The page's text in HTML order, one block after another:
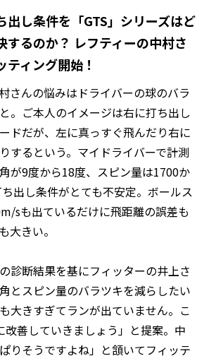
出し条件を「GTS」シリーズはど
するのか？ レフティーの中村さ
ティング開始！
さんの悩みはドライバーの球のバラ
。ご本人のイメージは右に打ち出し
ドだが、左に真っすぐ飛んだり右に
するという。マイドライバーで計測
が9度から18度、スピン量は1700か
出し条件がとても不安定。ボールス
sも出ているだけに飛距離の誤差も
大きい。
診断結果を基にフィッターの井上さ
とスピン量のバラツキを減らしたい
大きすぎてランが出ていません。こ
改善していきましょう」と提案。中
りそうですよね」と頷いてフィッテ